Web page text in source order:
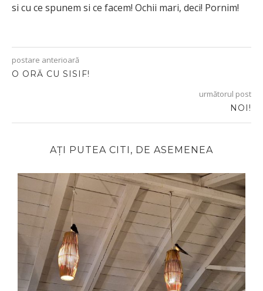
si cu ce spunem si ce facem! Ochii mari, deci! Pornim!
postare anterioară
O ORĂ CU SISIF!
următorul post
NOI!
AȚI PUTEA CITI, DE ASEMENEA